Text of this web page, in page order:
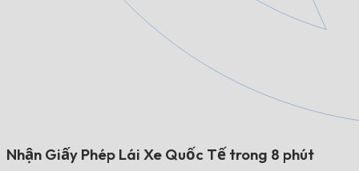
Nhận Giấy Phép Lái Xe Quốc Tế trong 8 phút